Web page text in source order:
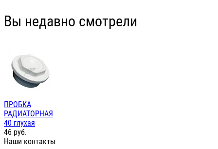
Вы недавно смотрели
ПРОБКА
РАДИАТОРНАЯ
40 глухая
46 руб.
Наши контакты